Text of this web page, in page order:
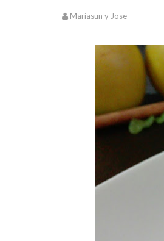
Mariasun y Jose